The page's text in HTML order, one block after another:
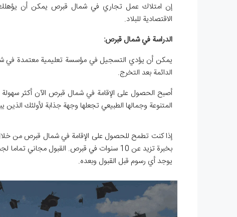
إن امتلاك عمل تجاري في شمال قبرص يمكن أن يؤهلك
الاقتصادية للبلاد.
الدراسة في شمال قبرص:
يمكن أن يؤدي التسجيل في مؤسسة تعليمية معتمدة في
الدائمة بعد التخرج.
أصبح الحصول على الإقامة في شمال قبرص الآن أكثر
المتنوعة وجمالها الطبيعي تجعلها وجهة جذابة لأولئك
إذا كنت تطمح للحصول على الإقامة في شمال قبرص من خلال
بخبرة تزيد عن 10 سنوات في قبرص. القبول
يوجد أي رسوم قبل القبول وبعده.